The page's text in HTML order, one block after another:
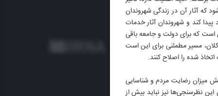
که آثار آن در زندگی شهروندان
کند و شهروندان آثار خدمات
است که برای دولت و جامعه باقی
مسیر مطمئنی برای این است
شده را اصلاح کنند.
میزان رضایت مردم و شناسایی
نظرسنجی‌ها نیز نباید بیش از